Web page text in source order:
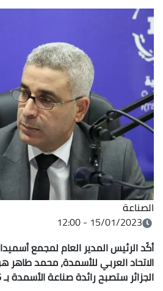
الصناعة
15/01/2023 - 12:00
أكّد الرئيس المدير العام لمجمع
الاتحاد العربي للأسمدة، محمد طاهر
الجزائر ستصبح رائدة صناعة الأسمدة بـ 6 ملايين طن سنوياً.